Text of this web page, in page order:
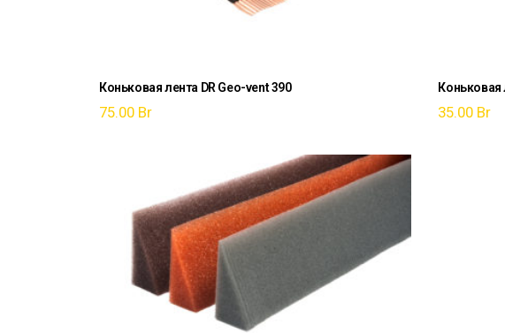
Коньковая лента DR Geo-vent 390
75.00 Br
Коньковая
35.00 Br